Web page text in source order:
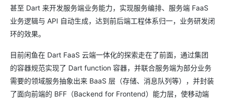
甚至 Dart 来开发服务端业务能力，实现服务编排、服务端 FaaS
业务逻辑与 API 自动生成，达到前后端工程体系归一，业务研发闭
环的效果。
目前闲鱼在 Dart FaaS 云端一体化的探索走在了前面，通过集团
的容器规范实现了 Dart function 容器，并联合服务端为部分业务
需要的领域服务抽象出来 BaaS 层（存储、消息队列等），并封装
了面向前端的 BFF（Backend for Frontend）能力层，使移动端